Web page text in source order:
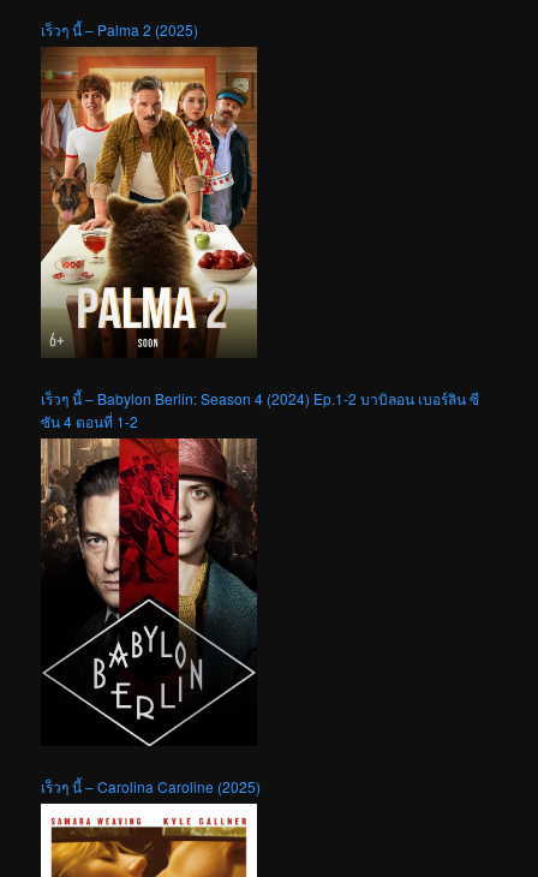
เร็วๆ นี้ – Palma 2 (2025)
เร็วๆ นี้ – Babylon Berlin: Season 4 (2024) Ep.1-2 บาบิลอน เบอร์ลิน ซี
ซัน 4 ตอนที่ 1-2
เร็วๆ นี้ – Carolina Caroline (2025)